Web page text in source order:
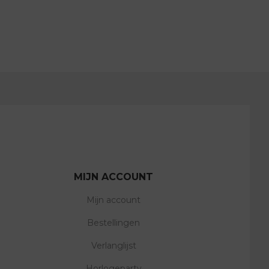
MIJN ACCOUNT
Mijn account
Bestellingen
Verlanglijst